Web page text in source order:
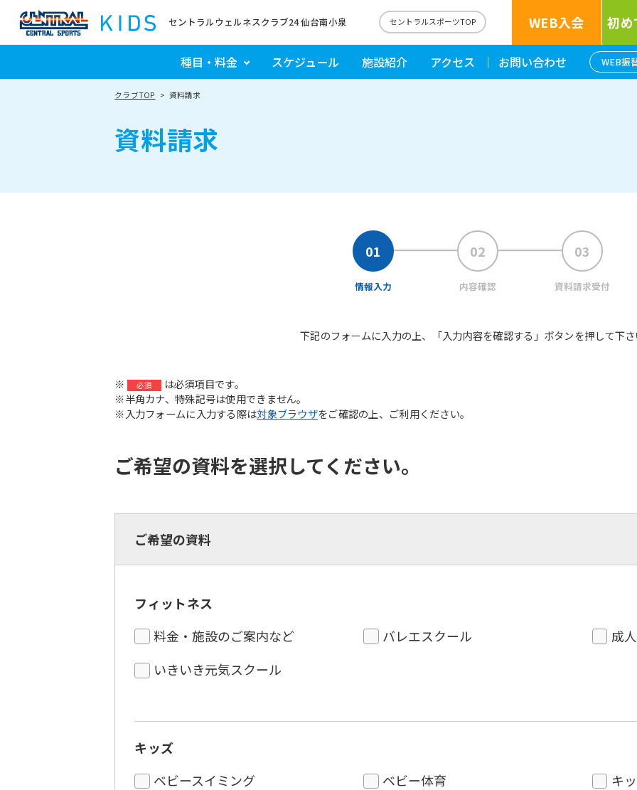
セントラルウェルネスクラブ24 仙台南小泉 セントラルスポーツTOP WEB入会 初
種目・料金 スケジュール 施設紹介 アクセス お問い合わせ WEB振
クラブTOP 資料請求
資料請求
情報入力 内容確認 資料請求受付
下記のフォームに入力の上、「入力内容を確認する」ボタンを押して下
※ 必須
は必須項目です。
※半角カナ、特殊記号は使用できません。
※入力フォームに入力する際は対象ブラウザをご確認の上、ご利用ください。
ご希望の資料を選択してください。
ご希望の資料
フィットネス
料金・施設のご案内など
バレエスクール
成
いきいき元気スクール
キッズ
ベビースイミング
ベビー体育
キ